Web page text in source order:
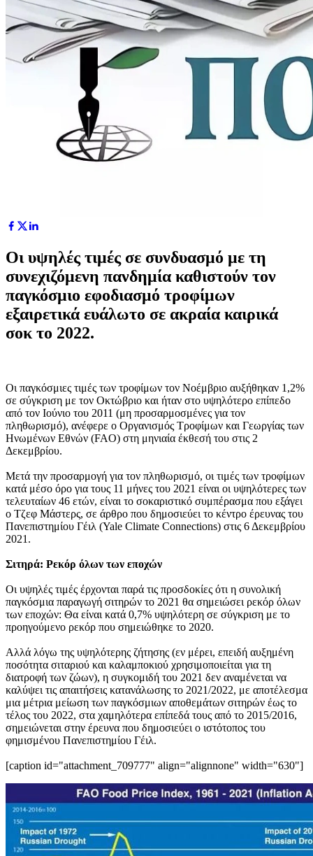
Οι υψηλές τιμές σε συνδυασμό με τη
συνεχιζόμενη πανδημία καθιστούν τον
παγκόσμιο εφοδιασμό τροφίμων
εξαιρετικά ευάλωτο σε ακραία καιρικά
σοκ το 2022.
Οι παγκόσμιες τιμές των τροφίμων τον Νοέμβριο αυξήθηκαν 1,2%
σε σύγκριση με τον Οκτώβριο και ήταν στο υψηλότερο επίπεδο
από τον Ιούνιο του 2011 (μη προσαρμοσμένες για τον
πληθωρισμό), ανέφερε ο Οργανισμός Τροφίμων και Γεωργίας των
Ηνωμένων Εθνών (FAO) στη μηνιαία έκθεσή του στις 2
Δεκεμβρίου.
Μετά την προσαρμογή για τον πληθωρισμό, οι τιμές των τροφίμων
κατά μέσο όρο για τους 11 μήνες του 2021 είναι οι υψηλότερες των
τελευταίων 46 ετών, είναι το σοκαριστικό συμπέρασμα που εξάγει
ο Τζεφ Μάστερς, σε άρθρο που δημοσιεύει το κέντρο έρευνας του
Πανεπιστημίου Γέιλ (Yale Climate Connections) στις 6 Δεκεμβρίου
2021.
Σιτηρά: Ρεκόρ όλων των εποχών
Οι υψηλές τιμές έρχονται παρά τις προσδοκίες ότι η συνολική
παγκόσμια παραγωγή σιτηρών το 2021 θα σημειώσει ρεκόρ όλων
των εποχών: Θα είναι κατά 0,7% υψηλότερη σε σύγκριση με το
προηγούμενο ρεκόρ που σημειώθηκε το 2020.
Αλλά λόγω της υψηλότερης ζήτησης (εν μέρει, επειδή αυξημένη
ποσότητα σιταριού και καλαμποκιού χρησιμοποιείται για τη
διατροφή των ζώων), η συγκομιδή του 2021 δεν αναμένεται να
καλύψει τις απαιτήσεις κατανάλωσης το 2021/2022, με αποτέλεσμα
μια μέτρια μείωση των παγκόσμιων αποθεμάτων σιτηρών έως το
τέλος του 2022, στα χαμηλότερα επίπεδά τους από το 2015/2016,
σημειώνεται στην έρευνα που δημοσιεύει ο ιστότοπος του
φημισμένου Πανεπιστημίου Γέιλ.
[caption id="attachment_709777" align="alignnone" width="630"]